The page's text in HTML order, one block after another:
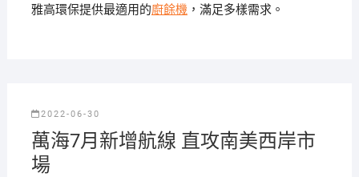
雅高環保提供最適用的廚餘機 ，滿足多樣需求。
2022-06-30
萬海7月新增航線 直攻南美西岸市
場